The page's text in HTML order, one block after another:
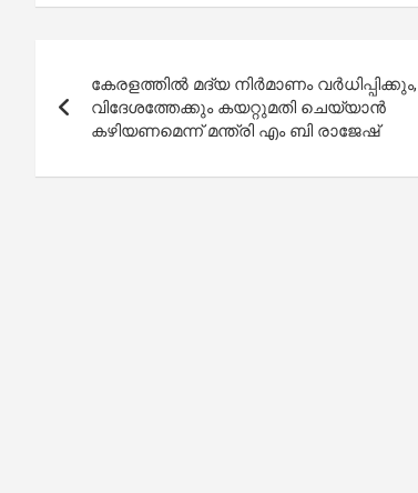
navigation
കേരളത്തിൽ മദ്യ നിർമാണം വർധിപ്പിക്കും,
വിദേശത്തേക്കും കയറ്റുമതി ചെയ്യാൻ
കഴിയണമെന്ന് മന്ത്രി എം ബി രാജേഷ്